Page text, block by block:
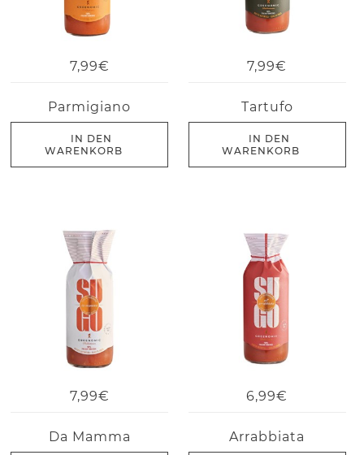
7,99€
Parmigiano
IN DEN
WARENKORB
7,99€
Tartufo
IN DEN
WARENKORB
7,99€
Da Mamma
6,99€
Arrabbiata